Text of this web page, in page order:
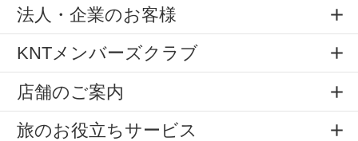
法人・企業のお客様
KNTメンバーズクラブ
店舗のご案内
旅のお役立ちサービス